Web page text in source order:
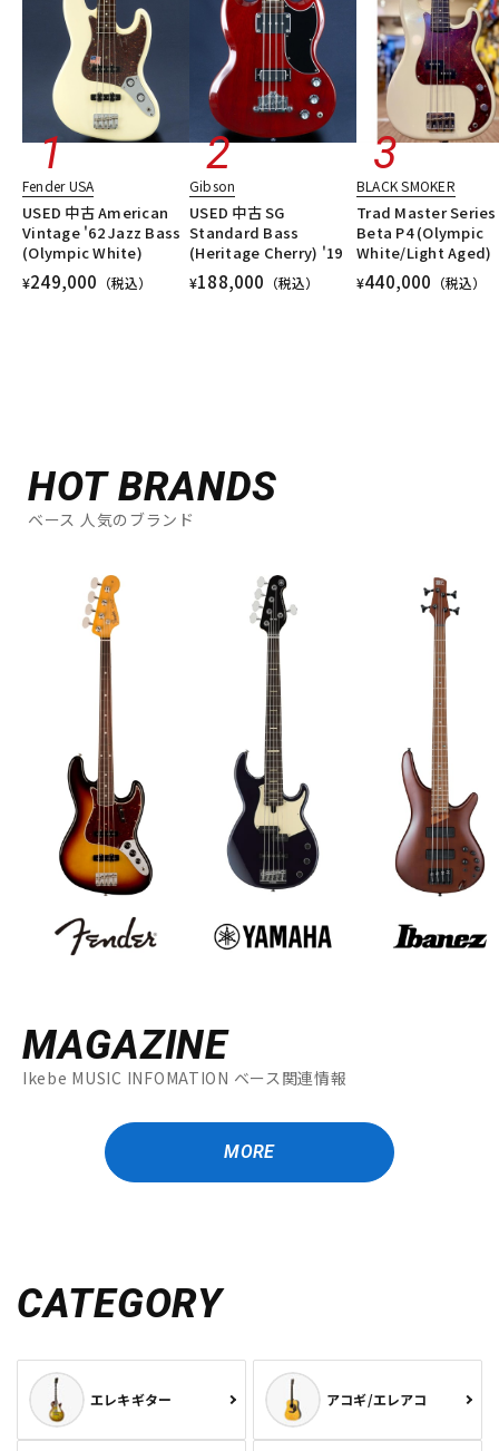
Fender USA
USED 中古 American
Vintage '62 Jazz Bass
(Olympic White)
¥249,000 （税込）
Gibson
USED 中古 SG
Standard Bass
(Heritage Cherry) '19
¥188,000 （税込）
BLACK SMOKER
Trad Master Series
Beta P4 (Olympic
White/Light Aged)
¥440,000 （税込）
HOT BRANDS
ベース 人気のブランド
MAGAZINE
Ikebe MUSIC INFOMATION ベース関連情報
MORE
CATEGORY
エレキギター アコギ/エレアコ